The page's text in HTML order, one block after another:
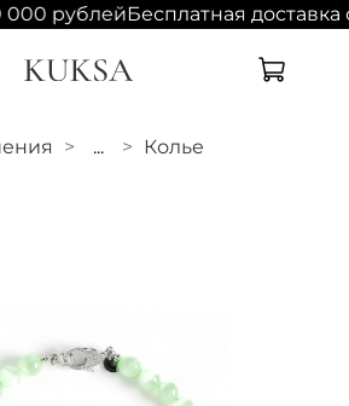
000 рублейБесплатная доставка
... Колье